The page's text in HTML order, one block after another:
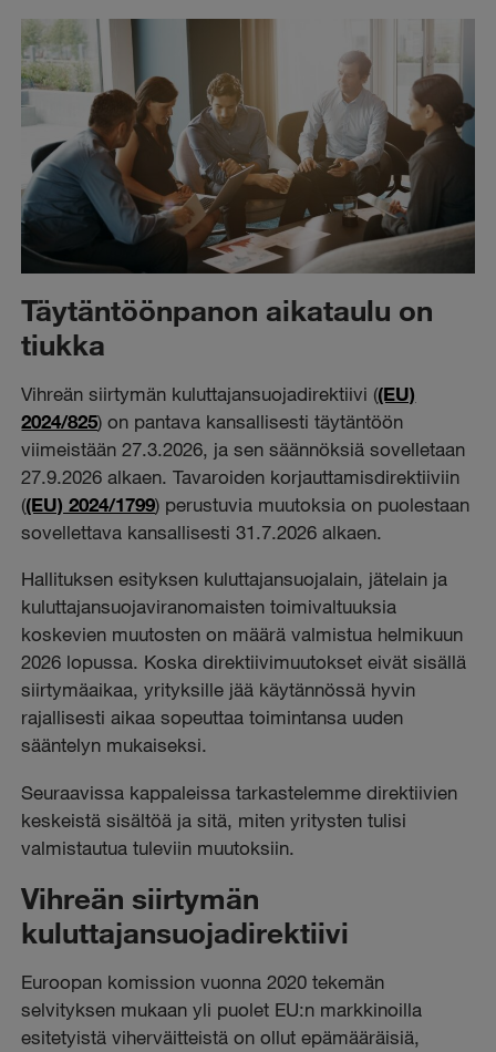
Täytäntöönpanon aikataulu on
tiukka
Vihreän siirtymän kuluttajansuojadirektiivi ((EU)
2024/825) on pantava kansallisesti täytäntöön
viimeistään 27.3.2026, ja sen säännöksiä sovelletaan
27.9.2026 alkaen. Tavaroiden korjauttamisdirektiiviin
((EU) 2024/1799) perustuvia muutoksia on puolestaan
sovellettava kansallisesti 31.7.2026 alkaen.
Hallituksen esityksen kuluttajansuojalain, jätelain ja
kuluttajansuojaviranomaisten toimivaltuuksia
koskevien muutosten on määrä valmistua helmikuun
2026 lopussa. Koska direktiivimuutokset eivät sisällä
siirtymäaikaa, yrityksille jää käytännössä hyvin
rajallisesti aikaa sopeuttaa toimintansa uuden
sääntelyn mukaiseksi.
Seuraavissa kappaleissa tarkastelemme direktiivien
keskeistä sisältöä ja sitä, miten yritysten tulisi
valmistautua tuleviin muutoksiin.
Vihreän siirtymän
kuluttajansuojadirektiivi
Euroopan komission vuonna 2020 tekemän
selvityksen mukaan yli puolet EU:n markkinoilla
esitetyistä viherväitteistä on ollut epämääräisiä,